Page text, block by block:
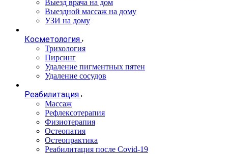
Выезд врача на дом
Выездной массаж на дому
УЗИ на дому
Косметология
Трихология
Пирсинг
Удаление пигментных пятен
Удаление сосудов
Реабилитация
Массаж
Рефлексотерапия
Физиотерапия
Остеопатия
Остеопрактика
Реабилитация после Covid-19